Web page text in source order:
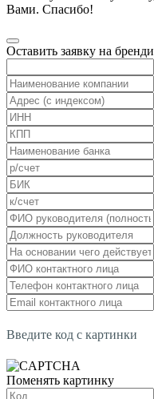
Вами. Спасибо!
Оставить заявку на
Введите код с картинки
Поменять картинку